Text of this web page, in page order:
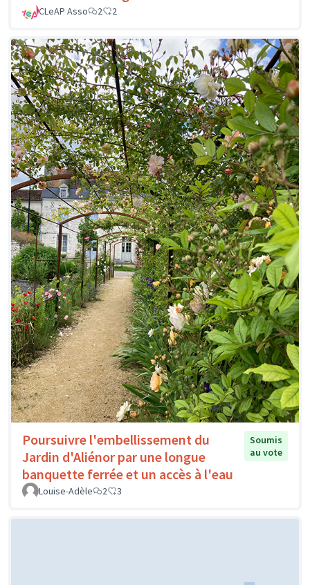
CLeAP Asso 2 2
Poursuivre l'embellissement du
Jardin d'Aliénor par une longue
banquette ferrée et un accès à l'eau
Soumis
au vote
Louise-Adèle 2 3